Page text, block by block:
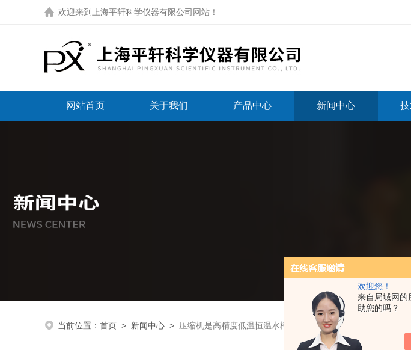
欢迎您！
来自局域网的
助您的吗？
欢迎来到 上海平轩科学仪器有限公司网站 ！
网站首页 关于我们 产品中心 新闻中心
当前位置： 首页 > 新闻中心 > 压缩机是高精度低温恒温水槽中的重要组成部分